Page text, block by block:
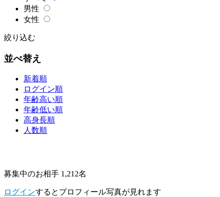
男性
女性
絞り込む
並べ替え
新着順
ログイン順
年齢高い順
年齢低い順
高身長順
人数順
募集中のお相手 1,212名
ログインするとプロフィール写真が見れます